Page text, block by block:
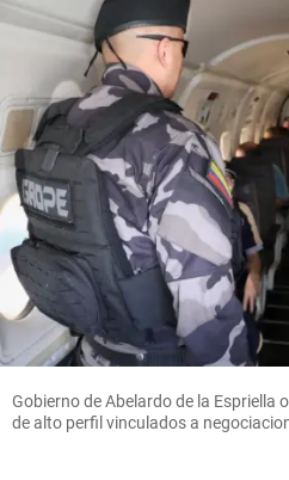
Gobierno de Abelardo de la Espriella
de alto perfil vinculados a